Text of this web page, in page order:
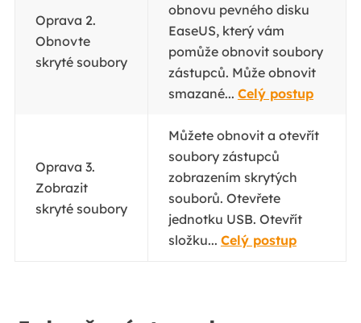
Oprava 2.
Obnovte
skryté soubory
obnovu pevného disku
EaseUS, který vám
pomůže obnovit soubory
zástupců. Může obnovit
smazané... Celý postup
Oprava 3.
Zobrazit
skryté soubory
Můžete obnovit a otevřít
soubory zástupců
zobrazením skrytých
souborů. Otevřete
jednotku USB. Otevřít
složku... Celý postup